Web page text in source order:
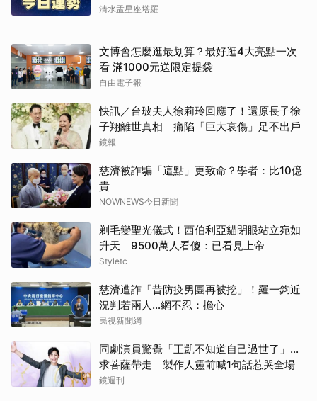
清水孟星座塔羅
文博會怎麼逛最划算？最好逛4大亮點一次
看 滿1000元送限定提袋
自由電子報
快訊／台玻夫人徐莉玲回應了！還原長子徐
子翔離世真相 痛陷「巨大哀傷」足不出戶
鏡報
慈濟被詐騙「這點」更致命？學者：比10億
貴
NOWNEWS今日新聞
剃毛變聖光儀式！西伯利亞貓閉眼站立宛如
升天 9500萬人看傻：已看見上帝
Styletc
慈濟遭詐「昔防疫男團再被挖」！羅一鈞近
況判若兩人…網不忍：擔心
民視新聞網
同劇演員驚覺「王凱不知道自己過世了」...
求菩薩帶走 製作人靈前喊1句話惹哭全場
鏡週刊